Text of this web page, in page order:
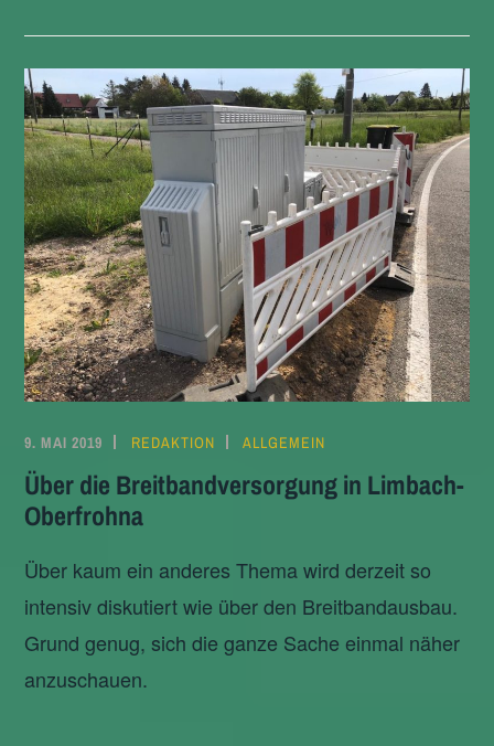
9. MAI 2019 REDAKTION ALLGEMEIN
Über die Breitbandversorgung in Limbach-
Oberfrohna
Über kaum ein anderes Thema wird derzeit so
intensiv diskutiert wie über den Breitbandausbau.
Grund genug, sich die ganze Sache einmal näher
anzuschauen.